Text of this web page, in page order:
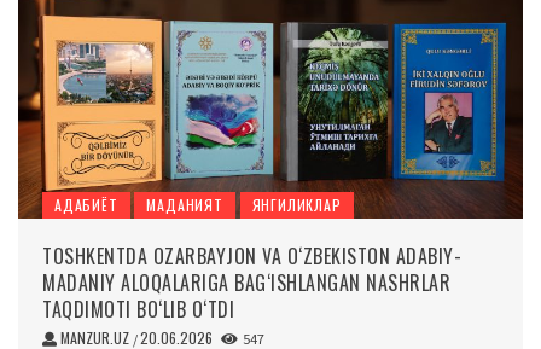
АДАБИЁТ МАДАНИЯТ ЯНГИЛИКЛАР
TOSHKENTDA OZARBAYJON VA O‘ZBEKISTON ADABIY-
MADANIY ALOQALARIGA BAG‘ISHLANGAN NASHRLAR
TAQDIMOTI BO‘LIB O‘TDI
MANZUR.UZ /20.06.2026 547